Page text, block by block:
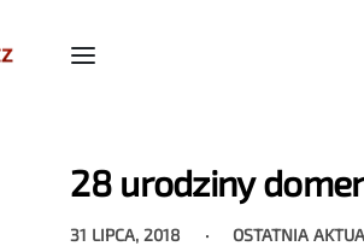
28 urodziny
31 LIPCA, 2018 OSTATNIA